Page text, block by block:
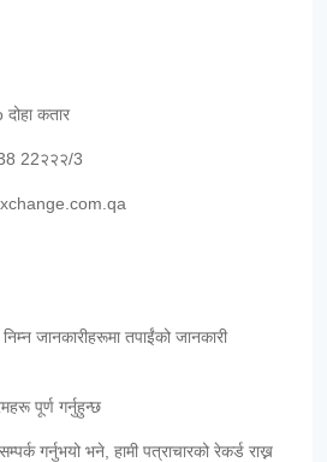
कतार
22२२२/3
जानकारीहरूमा तपाईंको जानकारी
पूर्ण गर्नुहुन्छ
गर्नुभयो भने, हामी पत्राचारको रेकर्ड राख्न